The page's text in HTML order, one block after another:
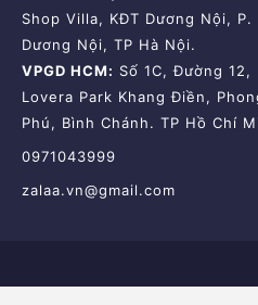
Shop Villa, KĐT Dương Nội, P.
Dương Nội, TP Hà Nội.
VPGD HCM: Số 1C, Đường 12,
Lovera Park Khang Điền,
Phú, Bình Chánh. TP Hồ Chí
0971043999
zalaa.vn@gmail.com